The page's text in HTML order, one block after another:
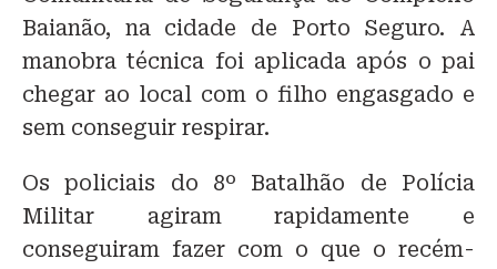
Baianão, na cidade de Porto Seguro. A
manobra técnica foi aplicada após o pai
chegar ao local com o filho engasgado e
sem conseguir respirar.
Os policiais do 8º Batalhão de Polícia
Militar agiram rapidamente e
conseguiram fazer com o que o recém-